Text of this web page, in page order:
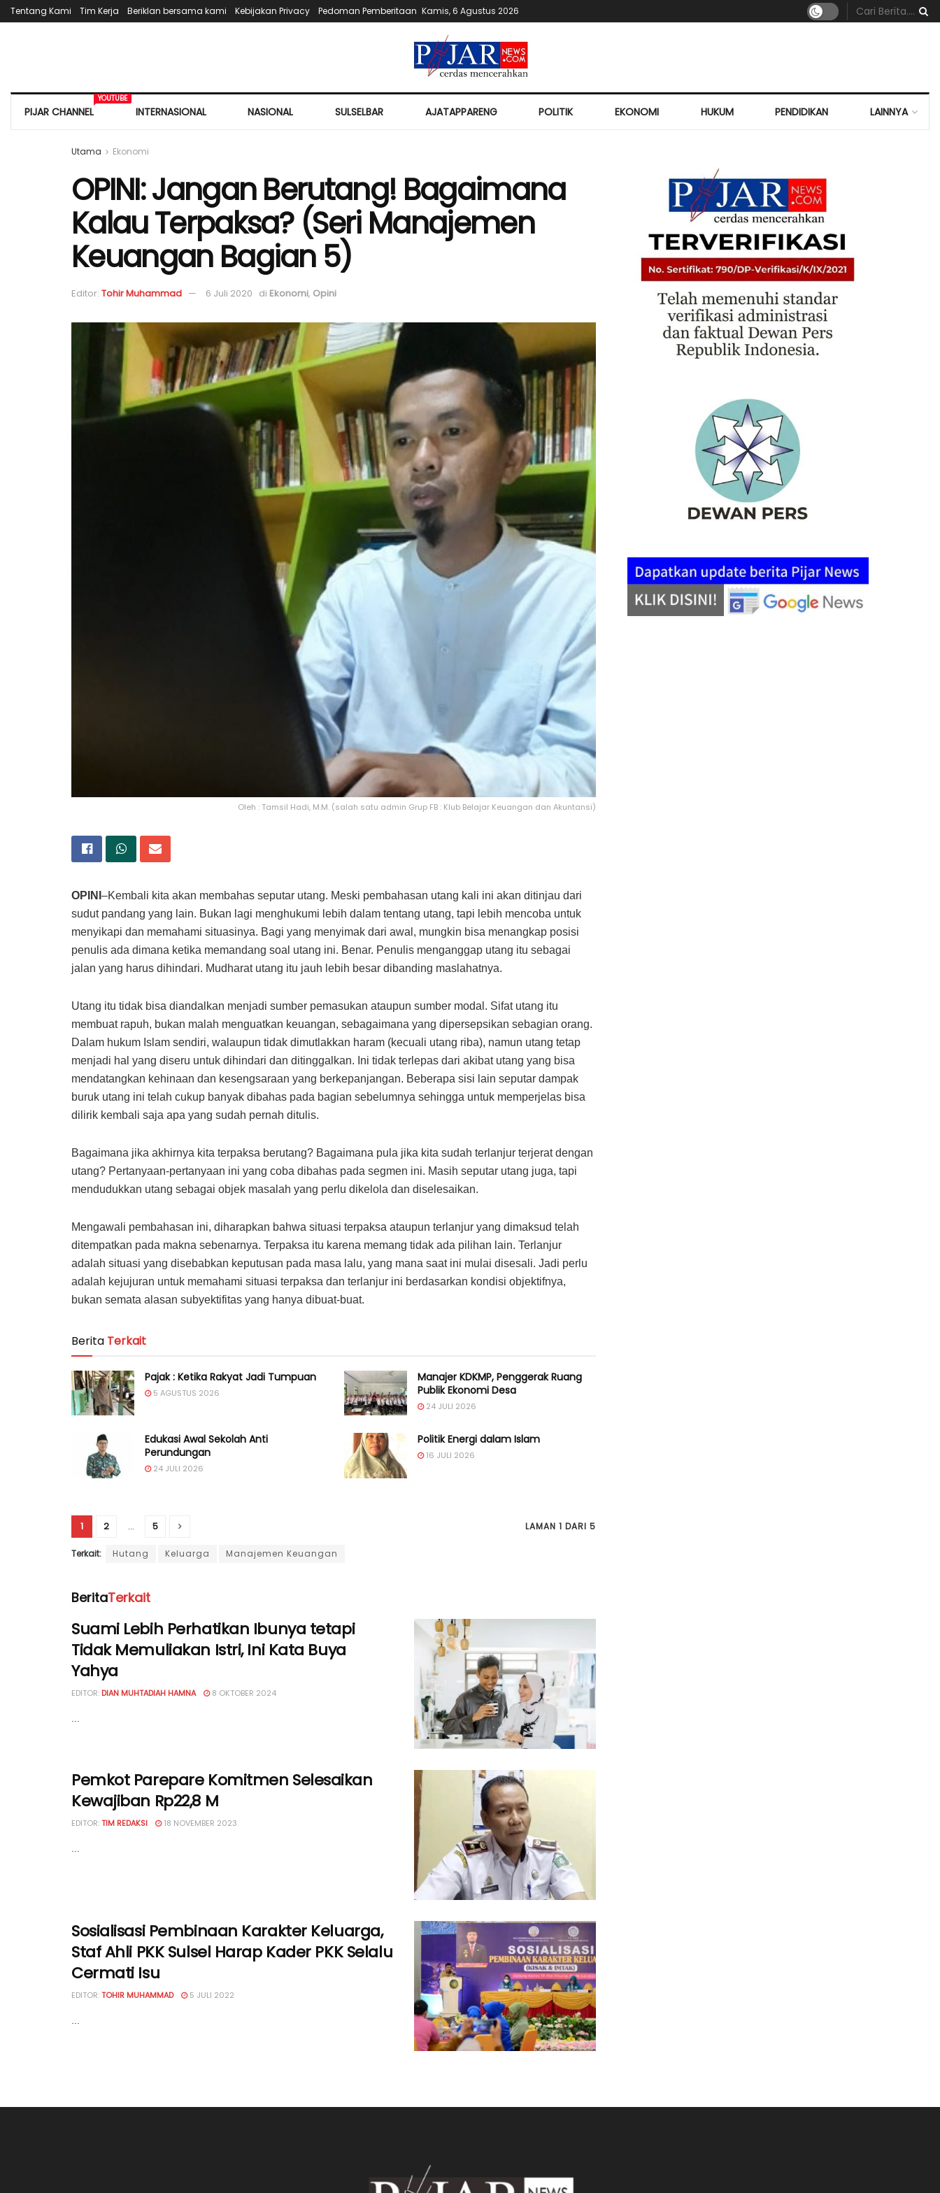
Tentang Kami Tim Kerja Beriklan bersama kami Kebijakan Privacy Pedoman Pemberitaan Kamis, 6 Agustus 2026
PIJAR CHANNEL
YOUTUBE
INTERNASIONAL NASIONAL SULSELBAR AJATAPPARENG POLITIK EKONOMI HUKUM PENDIDIKAN LAINNYA
Utama Ekonomi
OPINI: Jangan Berutang! Bagaimana
Kalau Terpaksa? (Seri Manajemen
Keuangan Bagian 5)
Editor: Tohir Muhammad 6 Juli 2020 di Ekonomi, Opini
Oleh : Tamsil Hadi, M.M. (salah satu admin Grup FB : Klub Belajar Keuangan dan Akuntansi)
OPINI –Kembali kita akan membahas seputar utang. Meski pembahasan utang kali ini akan ditinjau dari
sudut pandang yang lain. Bukan lagi menghukumi lebih dalam tentang utang, tapi lebih mencoba untuk
menyikapi dan memahami situasinya. Bagi yang menyimak dari awal, mungkin bisa menangkap posisi
penulis ada dimana ketika memandang soal utang ini. Benar. Penulis menganggap utang itu sebagai
jalan yang harus dihindari. Mudharat utang itu jauh lebih besar dibanding maslahatnya.
Utang itu tidak bisa diandalkan menjadi sumber pemasukan ataupun sumber modal. Sifat utang itu
membuat rapuh, bukan malah menguatkan keuangan, sebagaimana yang dipersepsikan sebagian orang.
Dalam hukum Islam sendiri, walaupun tidak dimutlakkan haram (kecuali utang riba), namun utang tetap
menjadi hal yang diseru untuk dihindari dan ditinggalkan. Ini tidak terlepas dari akibat utang yang bisa
mendatangkan kehinaan dan kesengsaraan yang berkepanjangan. Beberapa sisi lain seputar dampak
buruk utang ini telah cukup banyak dibahas pada bagian sebelumnya sehingga untuk memperjelas bisa
dilirik kembali saja apa yang sudah pernah ditulis.
Bagaimana jika akhirnya kita terpaksa berutang? Bagaimana pula jika kita sudah terlanjur terjerat dengan
utang? Pertanyaan-pertanyaan ini yang coba dibahas pada segmen ini. Masih seputar utang juga, tapi
mendudukkan utang sebagai objek masalah yang perlu dikelola dan diselesaikan.
Mengawali pembahasan ini, diharapkan bahwa situasi terpaksa ataupun terlanjur yang dimaksud telah
ditempatkan pada makna sebenarnya. Terpaksa itu karena memang tidak ada pilihan lain. Terlanjur
adalah situasi yang disebabkan keputusan pada masa lalu, yang mana saat ini mulai disesali. Jadi perlu
adalah kejujuran untuk memahami situasi terpaksa dan terlanjur ini berdasarkan kondisi objektifnya,
bukan semata alasan subyektifitas yang hanya dibuat-buat.
Berita Terkait
Pajak : Ketika Rakyat Jadi Tumpuan
5 AGUSTUS 2026
Manajer KDKMP, Penggerak Ruang
Publik Ekonomi Desa
24 JULI 2026
Edukasi Awal Sekolah Anti
Perundungan
24 JULI 2026
Politik Energi dalam Islam
16 JULI 2026
LAMAN 1 DARI 5
1 2 ... 5
Terkait: Hutang Keluarga Manajemen Keuangan
BeritaTerkait
Suami Lebih Perhatikan Ibunya tetapi
Tidak Memuliakan Istri, Ini Kata Buya
Yahya
EDITOR: DIAN MUHTADIAH HAMNA 8 OKTOBER 2024
Pemkot Parepare Komitmen Selesaikan
Kewajiban Rp22,8 M
EDITOR:TIM REDAKSI 18 NOVEMBER 2023
Sosialisasi Pembinaan Karakter Keluarga,
Staf Ahli PKK Sulsel Harap Kader PKK Selalu
Cermati Isu
EDITOR:TOHIR MUHAMMAD 5 JULI 2022